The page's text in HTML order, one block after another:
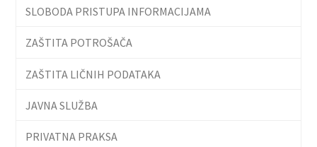
SLOBODA PRISTUPA INFORMACIJAMA
ZAŠTITA POTROŠAČA
ZAŠTITA LIČNIH PODATAKA
JAVNA SLUŽBA
PRIVATNA PRAKSA